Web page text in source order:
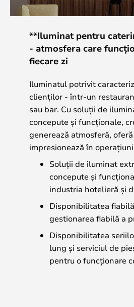
**Iluminat pentru
- atmosfera care
fiecare zi
Iluminatul potrivit
clienților - într-un
sau bar. Cu soluții de
concepute și funcționale,
generează atmosferă,
impresionează în
Soluții de iluminat
concepute și
industria hotelieră și
Disponibilitatea
gestionarea fiabilă a
Disponibilitatea
lung și serviciul de
pentru o funcționare